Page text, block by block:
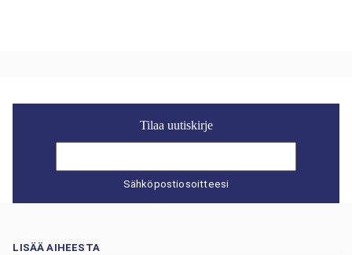
Tilaa uutiskirje
Sähköpostiosoitteesi
LISÄÄ AIHEESTA